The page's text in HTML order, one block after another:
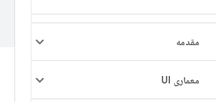
مقدمه
معماری UI